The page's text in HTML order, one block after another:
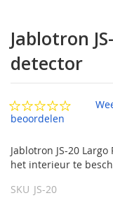
naar
het
begin
van
de
afbeeldingen-
gallerij
Jablotron
detector
beoordelen
Jablotron JS-20
het interieur te
SKU JS-20